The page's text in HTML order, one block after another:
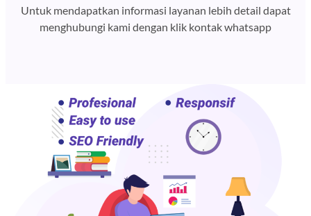
Untuk mendapatkan informasi layanan lebih detail dapat
menghubungi kami dengan klik kontak whatsapp